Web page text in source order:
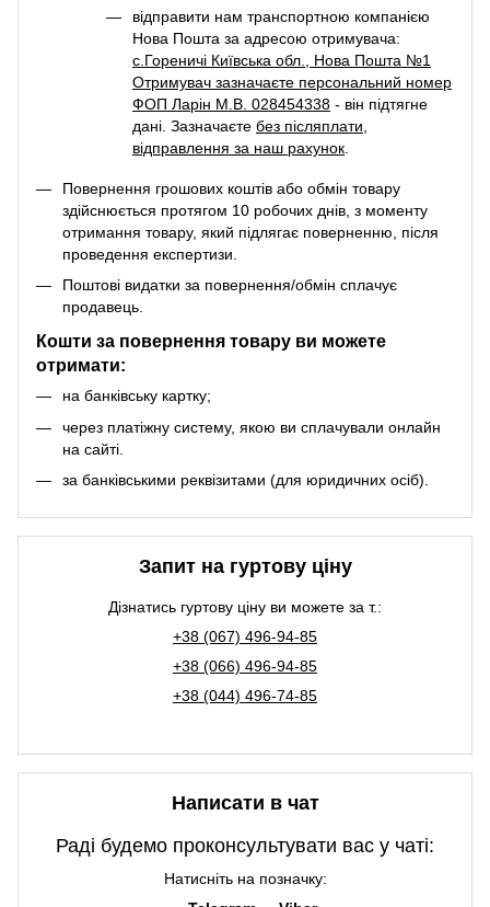
відправити нам транспортною компанією
Нова Пошта за адресою отримувача:
с.Гореничі Київська обл., Нова Пошта №1
Отримувач зазначаєте персональний номер
ФОП Ларін М.В. 028454338 - він підтягне
дані. Зазначаєте без післяплати,
відправлення за наш рахунок.
Повернення грошових коштів або обмін товару
здійснюється протягом 10 робочих днів, з моменту
отримання товару, який підлягає поверненню, після
проведення експертизи.
Поштові видатки за повернення/обмін сплачує
продавець.
Кошти за повернення товару ви можете
отримати:
на банківську картку;
через платіжну систему, якою ви сплачували онлайн
на сайті.
за банківськими реквізитами (для юридичних осіб).
Запит на гуртову ціну
Дізнатись гуртову ціну ви можете за т.:
+38 (067) 496-94-85
+38 (066) 496-94-85
+38 (044) 496-74-85
Написати в чат
Раді будемо проконсультувати вас у чаті:
Натисніть на позначку: